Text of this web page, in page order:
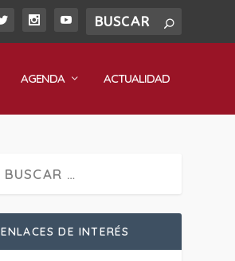
AGENDA ACTUALIDAD
ENLACES DE INTERÉS